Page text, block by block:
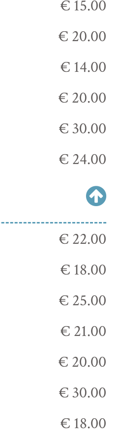
€ 15.00
€ 20.00
€ 14.00
€ 20.00
€ 30.00
€ 24.00
€ 22.00
€ 18.00
€ 25.00
€ 21.00
€ 20.00
€ 30.00
€ 18.00